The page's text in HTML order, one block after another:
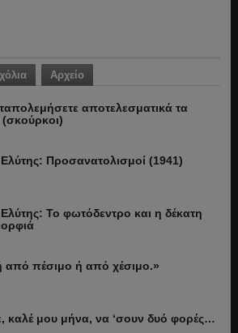
Αρχείο
αποτελεσματικά τα
Προσανατολισμοί (1941)
Το φωτόδεντρο και η δέκατη
από πέσιμο ή από χέσιμο.»
καλέ μου μήνα, να ‘σουν δυό φορές…